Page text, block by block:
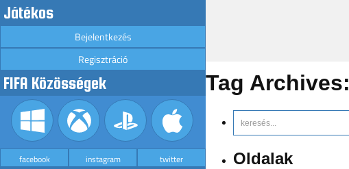
Játékos
Bejelentkezés
Regisztráció
FIFA Közösségek
facebook instagram twitter
Tag Archives:
Oldalak